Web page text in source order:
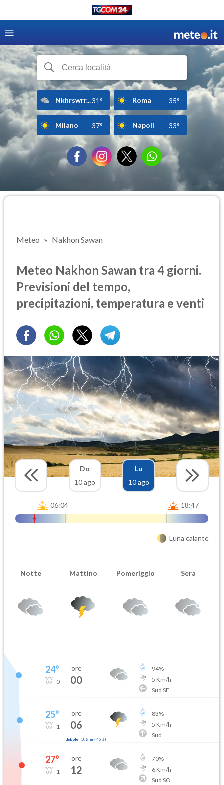
Nkhrswrr...31° Roma 35°
Milano 37° Napoli 33°
Meteo Nakhon Sawan
Meteo Nakhon Sawan tra 4 giorni.
Previsioni del tempo,
precipitazioni, temperatura e venti
Do
10 ago
Lu
10 ago
06:04 18:47
Luna calante
Notte Mattino Pomeriggio Sera
24°
0
ore
00
94%
5 Km/h
Sud SE
25°
1
ore
06
debole (0.6mm- 45 %)
83%
5 Km/h
Sud
27°
1
ore
12
70%
6Km/h
Sud SO